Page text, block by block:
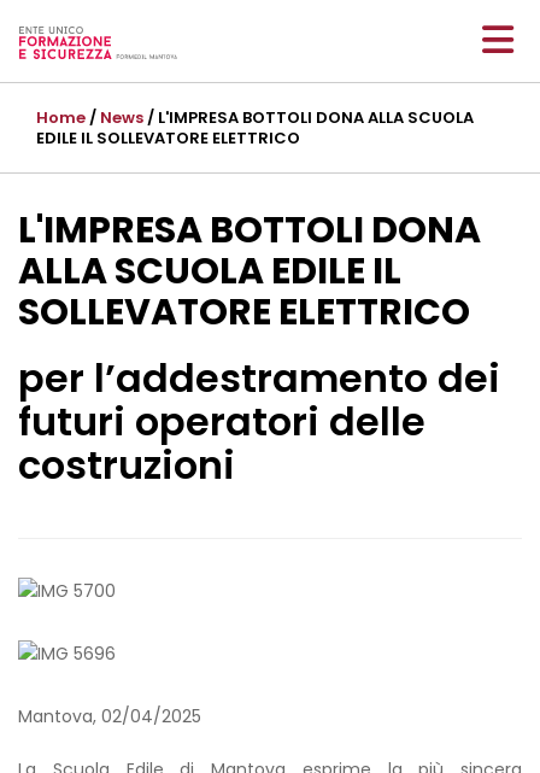
Home/ News/ L'IMPRESA BOTTOLI DONA ALLA SCUOLA
EDILE IL SOLLEVATORE ELETTRICO
L'IMPRESA BOTTOLI DONA
ALLA SCUOLA EDILE IL
SOLLEVATORE ELETTRICO
per l’addestramento dei
futuri operatori delle
costruzioni
Mantova, 02/04/2025